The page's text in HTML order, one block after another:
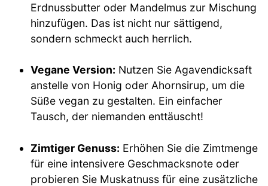
Erdnussbutter oder Mandelmus zur Mischung
hinzufügen. Das ist nicht nur sättigend,
sondern schmeckt auch herrlich.
Vegane Version: Nutzen Sie Agavendicksaft
anstelle von Honig oder Ahornsirup, um die
Süße vegan zu gestalten. Ein einfacher
Tausch, der niemanden enttäuscht!
Zimtiger Genuss: Erhöhen Sie die Zimtmenge
für eine intensivere Geschmacksnote oder
probieren Sie Muskatnuss für eine zusätzliche